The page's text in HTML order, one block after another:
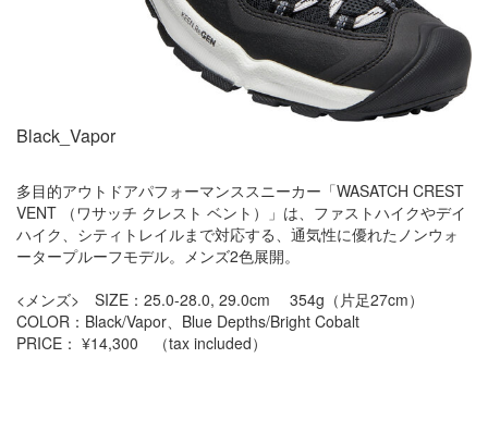
Black_Vapor
多目的アウトドアパフォーマンススニーカー「WASATCH CREST
VENT （ワサッチ クレスト ベント）」は、ファストハイクやデイ
ハイク、シティトレイルまで対応する、通気性に優れたノンウォ
ータープルーフモデル。メンズ2色展開。
<メンズ> SIZE：25.0-28.0, 29.0cm 354g（片足27cm）
COLOR：Black/Vapor、Blue Depths/Bright Cobalt
PRICE： ¥14,300 （tax included）